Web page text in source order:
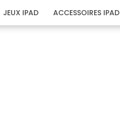
JEUX IPAD ACCESSOIRES IPAD